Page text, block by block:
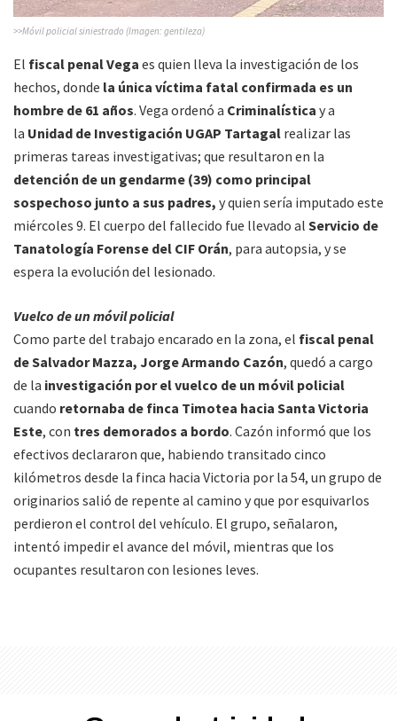
>>Móvil policial siniestrado (Imagen: gentileza)
El fiscal penal Vega es quien lleva la investigación de los
hechos, donde la única víctima fatal confirmada es un
hombre de 61 años. Vega ordenó a Criminalística y a
la Unidad de Investigación UGAP Tartagal realizar las
primeras tareas investigativas; que resultaron en la
detención de un gendarme (39) como principal
sospechoso junto a sus padres, y quien sería imputado este
miércoles 9. El cuerpo del fallecido fue llevado al Servicio de
Tanatología Forense del CIF Orán, para autopsia, y se
espera la evolución del lesionado.
Vuelco de un móvil policial
Como parte del trabajo encarado en la zona, el fiscal penal
de Salvador Mazza, Jorge Armando Cazón, quedó a cargo
de la investigación por el vuelco de un móvil policial
cuando retornaba de finca Timotea hacia Santa Victoria
Este, con tres demorados a bordo. Cazón informó que los
efectivos declararon que, habiendo transitado cinco
kilómetros desde la finca hacia Victoria por la 54, un grupo de
originarios salió de repente al camino y que por esquivarlos
perdieron el control del vehículo. El grupo, señalaron,
intentó impedir el avance del móvil, mientras que los
ocupantes resultaron con lesiones leves.